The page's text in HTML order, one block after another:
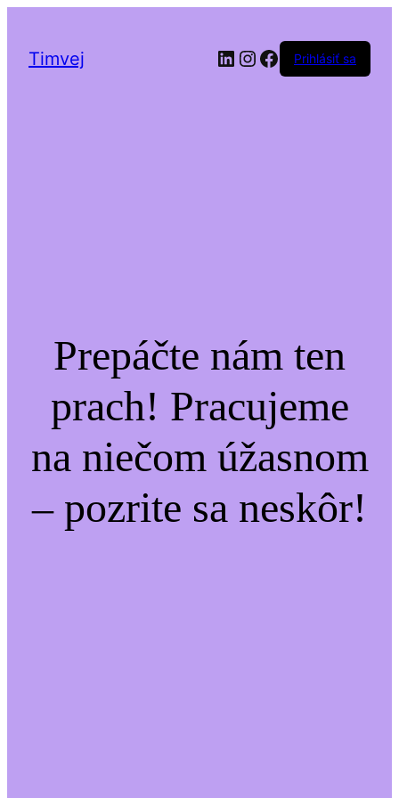
Timvej LinkedIn
Instagram
Facebook
Prihlásiť sa
Prepáčte nám ten
prach! Pracujeme
na niečom úžasnom
– pozrite sa neskôr!